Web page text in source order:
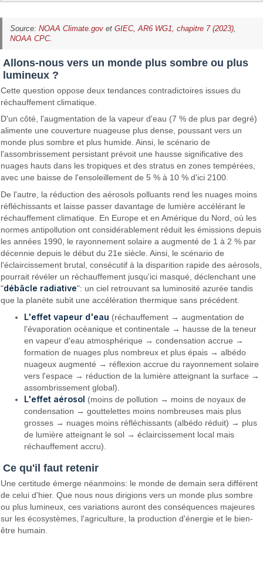
Source: NOAA Climate.govet GIEC, AR6 WG1, chapitre 7 (2023),
NOAA CPC.
Allons-nous vers un monde plus sombre ou plus
lumineux ?
Cette question oppose deux tendances contradictoires issues du
réchauffement climatique.
D'un côté, l'augmentation de la vapeur d'eau (7 % de plus par degré)
alimente une couverture nuageuse plus dense, poussant vers un
monde plus sombre et plus humide. Ainsi, le scénario de
l'assombrissement persistant prévoit une hausse significative des
nuages hauts dans les tropiques et des stratus en zones tempérées,
avec une baisse de l'ensoleillement de 5 % à 10 % d'ici 2100.
De l'autre, la réduction des aérosols polluants rend les nuages moins
réfléchissants et laisse passer davantage de lumière accélérant le
réchauffement climatique. En Europe et en Amérique du Nord, où les
normes antipollution ont considérablement réduit les émissions depuis
les années 1990, le rayonnement solaire a augmenté de 1 à 2 % par
décennie depuis le début du 21e siècle. Ainsi, le scénario de
l'éclaircissement brutal, consécutif à la disparition rapide des aérosols,
pourrait révéler un réchauffement jusqu'ici masqué, déclenchant une
"débâcle radiative": un ciel retrouvant sa luminosité azurée tandis
que la planète subit une accélération thermique sans précédent.
L'effet vapeur d'eau (réchauffement → augmentation de
l'évaporation océanique et continentale → hausse de la teneur
en vapeur d'eau atmosphérique → condensation accrue →
formation de nuages plus nombreux et plus épais → albédo
nuageux augmenté → réflexion accrue du rayonnement solaire
vers l'espace → réduction de la lumière atteignant la surface →
assombrissement global).
L'effet aérosol (moins de pollution → moins de noyaux de
condensation → gouttelettes moins nombreuses mais plus
grosses → nuages moins réfléchissants (albédo réduit) → plus
de lumière atteignant le sol → éclaircissement local mais
réchauffement accru).
Ce qu'il faut retenir
Une certitude émerge néanmoins: le monde de demain sera différent
de celui d'hier. Que nous nous dirigions vers un monde plus sombre
ou plus lumineux, ces variations auront des conséquences majeures
sur les écosystèmes, l'agriculture, la production d'énergie et le bien-
être humain.